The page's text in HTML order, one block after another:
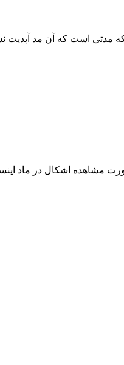
که مدتی است که آن مد